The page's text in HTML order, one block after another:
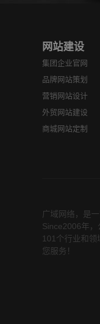
网站建设
集团企业官网
品牌网站策划
营销网站设计
外贸网站建设
商城网站定制
广域网络，是
Since2006年
101个行业和
您服务！